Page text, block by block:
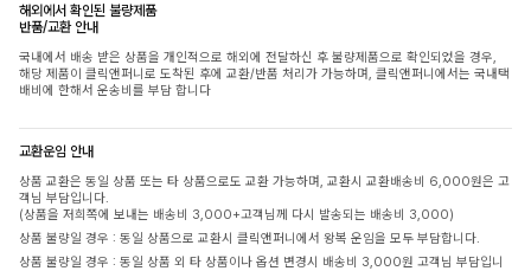
해외에서 확인된 불량제품
반품/교환 안내
국내에서 배송 받은 상품을 개인적으로 해외에 전달하신 후 불량제품으로 확인되었을 경우,
해당 제품이 클릭앤퍼니로 도착된 후에 교환/반품 처리가 가능하며, 클릭앤퍼니에서는 국내택
배비에 한해서 운송비를 부담 합니다
교환운임 안내
상품 교환은 동일 상품 또는 타 상품으로도 교환 가능하며, 교환시 교환배송비 6,000원은 고
객님 부담입니다.
(상품을 저희쪽에 보내는 배송비 3,000+고객님께 다시 발송되는 배송비 3,000)
상품 불량일 경우 : 동일 상품으로 교환시 클릭앤퍼니에서 왕복 운임을 모두 부담합니다.
상품 불량일 경우 : 동일 상품 외 타 상품이나 옵션 변경시 배송비 3,000원 고객님 부담입니